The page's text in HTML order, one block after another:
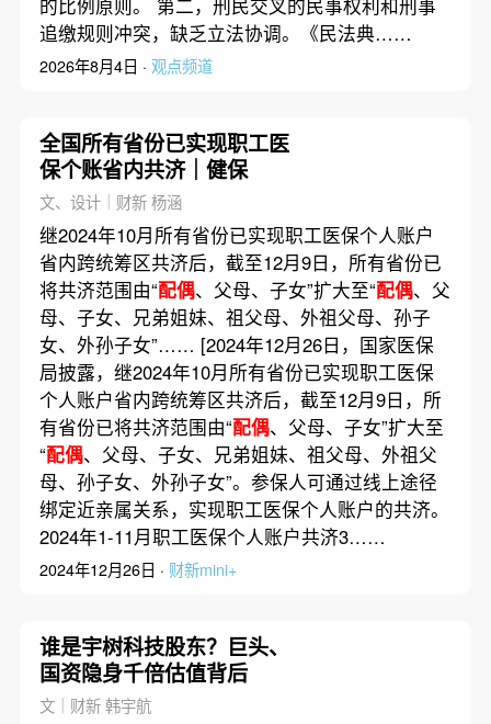
的比例原则。 第二，刑民交叉的民事权利和刑事
追缴规则冲突，缺乏立法协调。《民法典……
2026年8月4日 · 观点频道
全国所有省份已实现职工医
保个账省内共济｜健保
文、设计｜财新 杨涵
继2024年10月所有省份已实现职工医保个人账户
省内跨统筹区共济后，截至12月9日，所有省份已
将共济范围由“配偶、父母、子女”扩大至“配偶、父
母、子女、兄弟姐妹、祖父母、外祖父母、孙子
女、外孙子女”…… [2024年12月26日，国家医保
局披露，继2024年10月所有省份已实现职工医保
个人账户省内跨统筹区共济后，截至12月9日，所
有省份已将共济范围由“配偶、父母、子女”扩大至
“配偶、父母、子女、兄弟姐妹、祖父母、外祖父
母、孙子女、外孙子女”。参保人可通过线上途径
绑定近亲属关系，实现职工医保个人账户的共济。
2024年1-11月职工医保个人账户共济3……
2024年12月26日 · 财新mini+
谁是宇树科技股东？巨头、
国资隐身千倍估值背后
文｜财新 韩宇航